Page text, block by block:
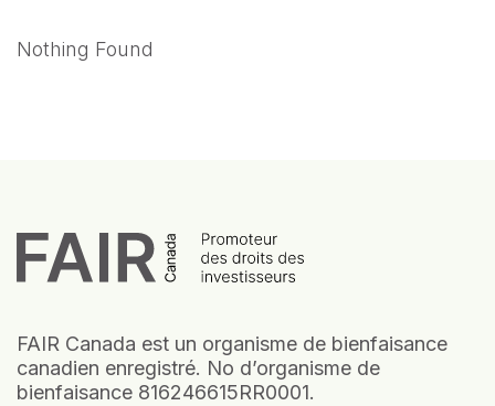
Nothing Found
FAIR Canada est un organisme de bienfaisance
canadien enregistré. No d’organisme de
bienfaisance 816246615RR0001.